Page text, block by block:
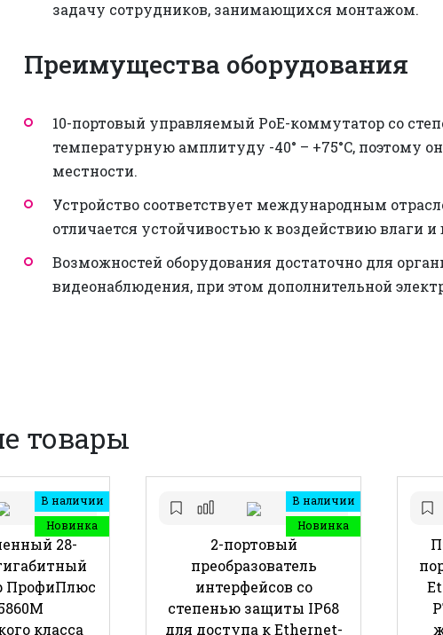
задачу сотрудников, занимающихся монтажом.
Преимущества оборудования
10-портовый управляемый PoE-коммутатор со
температурную амплитуду -40° – +75°C, поэтому
местности.
Устройство соответствует международным
отличается устойчивостью к воздействию влаги и
Возможностей оборудования достаточно для
видеонаблюдения, при этом дополнительной
товары
В наличии
Новинка
28-
ПрофиПлюс
класса
В наличии
Новинка
2-портовый
преобразователь
интерфейсов со
степенью защиты IP68
для доступа к Ethernet-